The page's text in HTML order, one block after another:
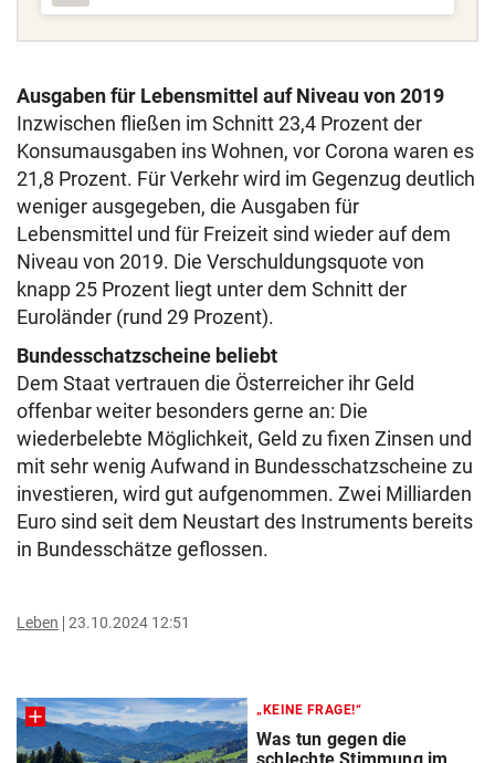
Ausgaben für Lebensmittel auf Niveau von 2019
Inzwischen fließen im Schnitt 23,4 Prozent der
Konsumausgaben ins Wohnen, vor Corona waren es
21,8 Prozent. Für Verkehr wird im Gegenzug deutlich
weniger ausgegeben, die Ausgaben für
Lebensmittel und für Freizeit sind wieder auf dem
Niveau von 2019. Die Verschuldungsquote von
knapp 25 Prozent liegt unter dem Schnitt der
Euroländer (rund 29 Prozent).
Bundesschatzscheine beliebt
Dem Staat vertrauen die Österreicher ihr Geld
offenbar weiter besonders gerne an: Die
wiederbelebte Möglichkeit, Geld zu fixen Zinsen und
mit sehr wenig Aufwand in Bundesschatzscheine zu
investieren, wird gut aufgenommen. Zwei Milliarden
Euro sind seit dem Neustart des Instruments bereits
in Bundesschätze geflossen.
Leben 23.10.2024 12:51
„KEINE FRAGE!“
Was tun gegen die